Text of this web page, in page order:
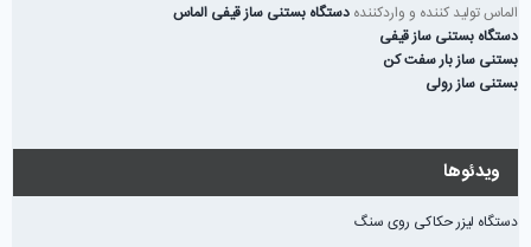
الماس تولید کننده و واردکننده دستگاه بستنی ساز قیفی الماس
دستگاه بستنی ساز قیفی
بستنی ساز بار سفت کن
بستنی ساز رولی
ویدئوها
دستگاه لیزر حکاکی روی سنگ